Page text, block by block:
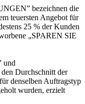
bezeichnen die
teuersten Angebot für
25 % der Kunden
„SPAREN SIE
und
Durchschnitt der
denselben Auftragstyp
wurden, erzielt